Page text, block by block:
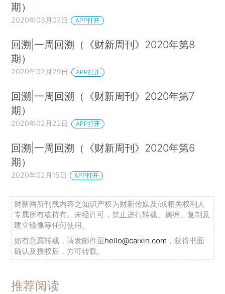
期）
2020年03月07日 APP打开
回溯|一周回溯（《财新周刊》2020年第8
期）
2020年02月29日 APP打开
回溯|一周回溯（《财新周刊》2020年第7
期）
2020年02月22日 APP打开
回溯|一周回溯（《财新周刊》2020年第6
期）
2020年02月15日 APP打开
财新网所刊载内容之知识产权为财新传媒及/或相关权利人
专属所有或持有。未经许可，禁止进行转载、摘编、复制及
建立镜像等任何使用。
如有意愿转载，请发邮件至hello@caixin.com ，获得书面
确认及授权后，方可转载。
推荐阅读